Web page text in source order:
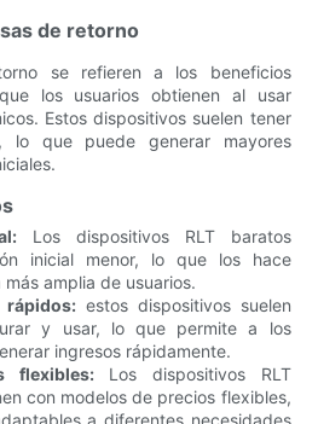
de retorno
se refieren a los beneficios
los usuarios obtienen al usar
Estos dispositivos suelen tener
lo que puede generar mayores
Los dispositivos RLT baratos
inicial menor, lo que los hace
amplia de usuarios.
estos dispositivos suelen
y usar, lo que permite a los
ingresos rápidamente.
flexibles:Los dispositivos RLT
con modelos de precios flexibles,
a diferentes necesidades